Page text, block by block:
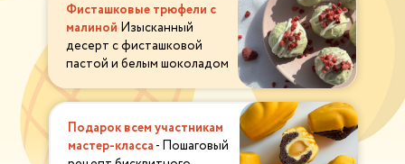
Подарок всем участникам
мастер-класса - Пошаговый
Фисташковые трюфели с
малиной Изысканный
десерт с фисташковой
пастой и белым шоколадом